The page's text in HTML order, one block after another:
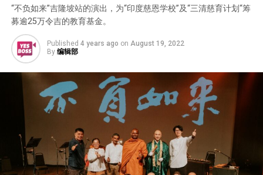
“不负如来”吉隆坡站的演出，为“印度慈恩学校”及“三清慈育计划“筹
募逾25万令吉的教育基金。
Published 4 years ago on August 19, 2022
By 编辑部